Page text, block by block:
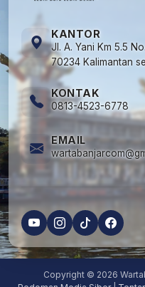
KANTOR
Jl. A. Yani Km 5.5
70234 Kalimantan
KONTAK
0813-4523-6778
EMAIL
Copyright © 2026